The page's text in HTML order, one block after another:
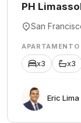
PH
San
APARTAMENTO
x3 x3
Eric Lima